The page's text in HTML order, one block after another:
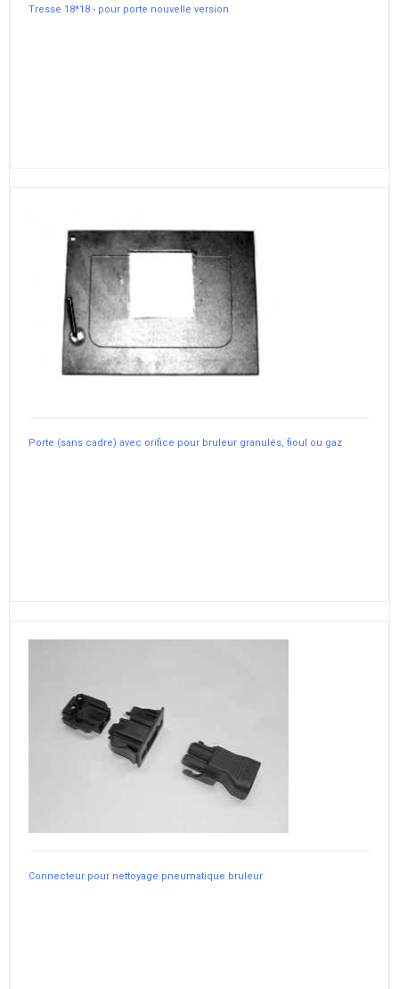
Tresse 18*18 - pour porte nouvelle version
Porte (sans cadre) avec orifice pour bruleur granulés, fioul ou gaz
Connecteur pour nettoyage pneumatique bruleur